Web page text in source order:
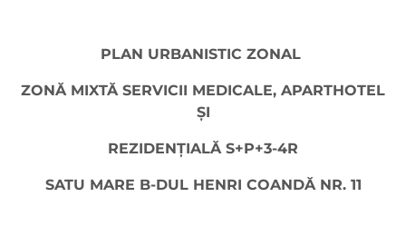
PLAN URBANISTIC ZONAL
ZONĂ MIXTĂ SERVICII MEDICALE, APARTHOTEL
ȘI
REZIDENȚIALĂ S+P+3-4R
SATU MARE B-DUL HENRI COANDĂ NR. 11